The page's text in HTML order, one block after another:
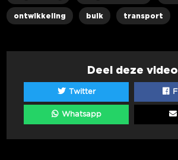
ontwikkeling bulk transport
Deel deze video
Twitter
Whatsapp